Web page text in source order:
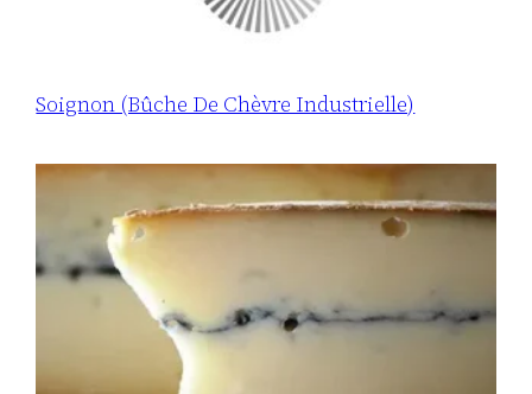
Soignon (bûche De Chèvre Industrielle)